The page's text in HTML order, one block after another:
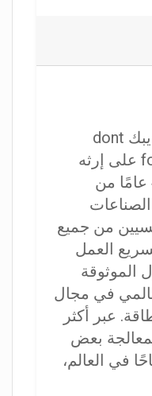
يعتمد معرض ومؤتمر أديبك dont
forget to attend adipec على إرثه
الممتد لما يقرب من 40 عامًا من
الصناعات
من جميع
العمل
الموثوقة
في مجال
عبر أكثر
لمعالجة بعض
في العالم،